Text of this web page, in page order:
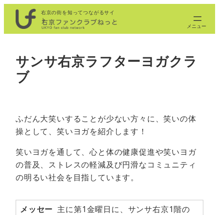
を
右京の街を知ってつながるサイ
ト
サンサ右京ラフターヨガクラ
ブ
ふだん大笑いすることが少ない方々に、笑いの体
操として、笑いヨガを紹介します！
笑いヨガを通して、心と体の健康促進や笑いヨガ
の普及、ストレスの軽減及び円滑なコミュニティ
の明るい社会を目指しています。
メッセー 主に第1金曜日に、サンサ右京1階の